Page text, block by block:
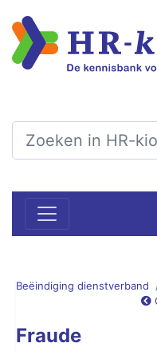
Beëindiging dienstverband
Fraude